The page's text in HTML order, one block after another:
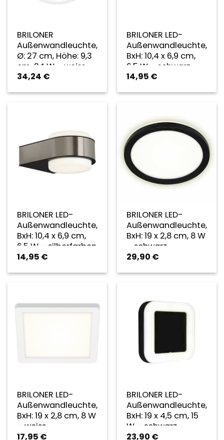
BRILONER
Außenwandleuchte,
Ø: 27 cm, Höhe: 9,3
cm, 24 W – weiss
34,24 €
BRILONER LED-
Außenwandleuchte,
BxH: 10,4 x 6,9 cm,
6,5 W – schwarz
14,95 €
BRILONER LED-
Außenwandleuchte,
BxH: 10,4 x 6,9 cm,
6,5 W – silberfarben
14,95 €
BRILONER LED-
Außenwandleuchte,
BxH: 19 x 2,8 cm, 8 W
– schwarz
29,90 €
BRILONER LED-
Außenwandleuchte,
BxH: 19 x 2,8 cm, 8 W
– weiss
17,95 €
BRILONER LED-
Außenwandleuchte,
BxH: 19 x 4,5 cm, 15
W – schwarz
23,90 €